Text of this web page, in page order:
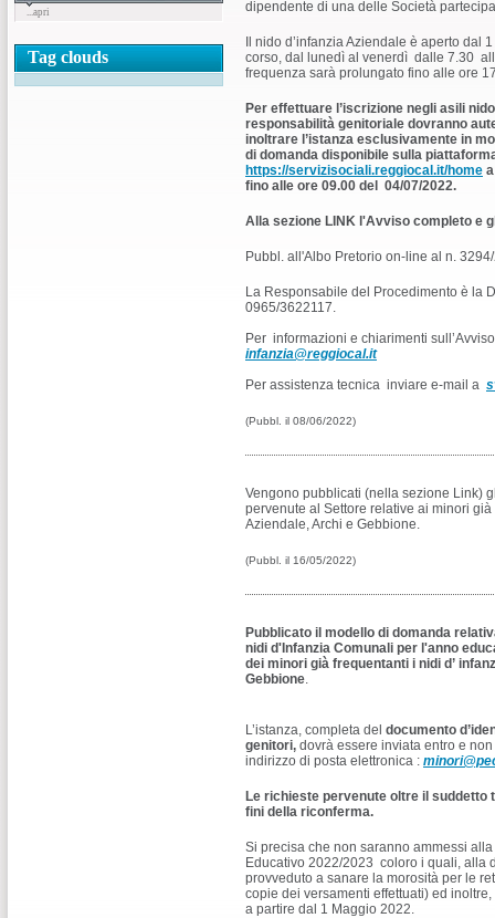
...apri
Tag clouds
dipendente di una delle Società
Il nido d’infanzia Aziendale è aperto dal
corso, dal lunedì al venerdì dalle 7.30
frequenza sarà prolungato fino alle ore
Per effettuare l’iscrizione negli asili
responsabilità genitoriale dovranno
inoltrare l’istanza esclusivamente in
di domanda disponibile sulla
https://servizisociali.reggiocal.it/home
fino alle ore 09.00 del 04/07/2022.
Alla sezione LINK l'Avviso completo e
Pubbl. all'Albo Pretorio on-line al n.
La Responsabile del Procedimento è la
0965/3622117.
Per informazioni e chiarimenti
infanzia@reggiocal.it
Per assistenza tecnica inviare e-mail a
(Pubbl. il 08/06/2022)
Vengono pubblicati (nella sezione Link)
pervenute al Settore relative ai minori
Aziendale, Archi e Gebbione.
(Pubbl. il 16/05/2022)
Pubblicato il modello di domanda
nidi d'Infanzia Comunali per l'anno
dei minori già frequentanti i nidi d’
Gebbione.
L’istanza, completa del documento
genitori, dovrà essere inviata entro e
indirizzo di posta elettronica :
Le richieste pervenute oltre il suddetto
fini della riconferma.
Si precisa che non saranno ammessi
Educativo 2022/2023 coloro i quali, alla
provveduto a sanare la morosità per le
copie dei versamenti effettuati) ed
a partire dal 1 Maggio 2022.